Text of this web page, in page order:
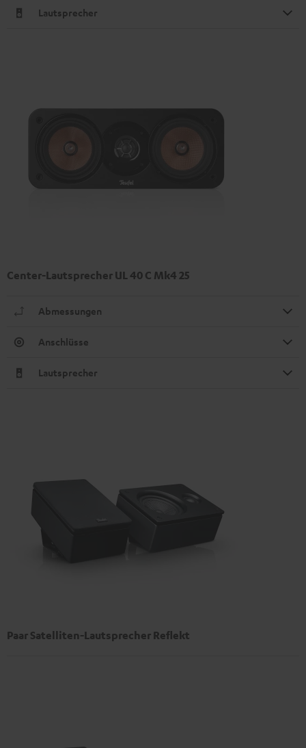
Lautsprecher
Center-Lautsprecher UL 40 C Mk4 25
Abmessungen
Anschlüsse
Lautsprecher
Paar Satelliten-Lautsprecher Reflekt